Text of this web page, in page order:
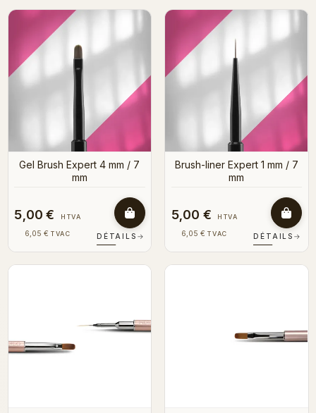
Gel Brush Expert 4 mm / 7
mm
5,00 € HTVA
6,05 € TVAC DÉTAILS →
Brush-liner Expert 1 mm / 7
mm
5,00 € HTVA
6,05 € TVAC DÉTAILS →